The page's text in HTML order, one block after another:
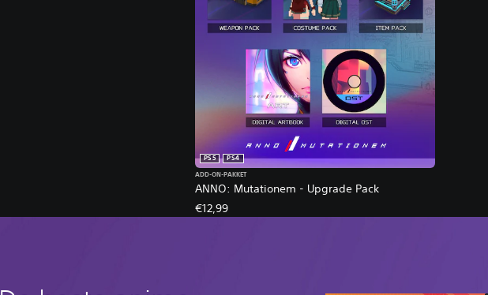
ANNO: Mutationem - Upgrade Pack
PS5
PS4
ADD-ON-PAKKET
€12,99